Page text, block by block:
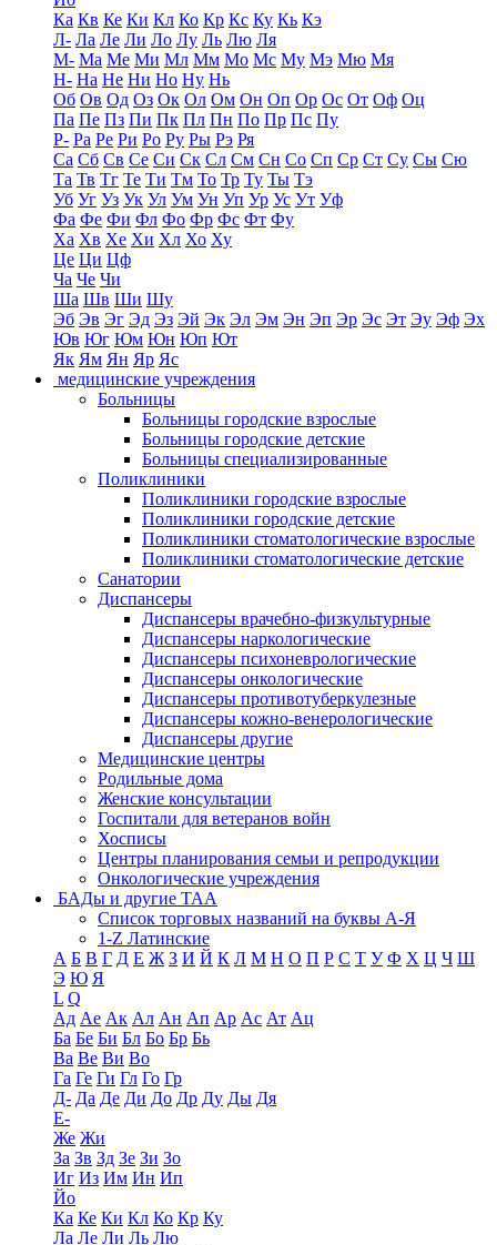
Ка Кв Ке Ки Кл Ко Кр Кс Ку Кь Кэ
Л- Ла Ле Ли Ло Лу Ль Лю Ля
М- Ма Ме Ми Мл Мм Мо Мс Му Мэ Мю Мя
Н- На Не Ни Но Ну Нь
Об Ов Од Оз Ок Ол Ом Он Оп Ор Ос От Оф Оц
Па Пе Пз Пи Пк Пл Пн По Пр Пс Пу
Р- Ра Ре Ри Ро Ру Ры Рэ Ря
Са Сб Св Се Си Ск Сл См Сн Со Сп Ср Ст Су Сы Сю
Та Тв Тг Те Ти Тм То Тр Ту Ты Тэ
Уб Уг Уз Ук Ул Ум Ун Уп Ур Ус Ут Уф
Фа Фе Фи Фл Фо Фр Фс Фт Фу
Ха Хв Хе Хи Хл Хо Ху
Це Ци Цф
Ча Че Чи
Ша Шв Ши Шу
Эб Эв Эг Эд Эз Эй Эк Эл Эм Эн Эп Эр Эс Эт Эу Эф Эх
Юв Юг Юм Юн Юп Ют
Як Ям Ян Яр Яс
медицинские учреждения
Больницы
Больницы городские взрослые
Больницы городские детские
Больницы специализированные
Поликлиники
Поликлиники городские взрослые
Поликлиники городские детские
Поликлиники стоматологические взрослые
Поликлиники стоматологические детские
Санатории
Диспансеры
Диспансеры врачебно-физкультурные
Диспансеры наркологические
Диспансеры психоневрологические
Диспансеры онкологические
Диспансеры противотуберкулезные
Диспансеры кожно-венерологические
Диспансеры другие
Медицинские центры
Родильные дома
Женские консультации
Госпитали для ветеранов войн
Хосписы
Центры планирования семьи и репродукции
Онкологические учреждения
БАДы и другие ТАА
Список торговых названий на буквы А-Я
1-Z Латинские
А Б В Г Д Е Ж З И Й К Л М Н О П Р С Т У Ф Х Ц Ч Ш
Э Ю Я
L Q
Ад Ае Ак Ал Ан Ап Ар Ас Ат Ац
Ба Бе Би Бл Бо Бр Бь
Ва Ве Ви Во
Га Ге Ги Гл Го Гр
Д- Да Де Ди До Др Ду Ды Дя
Е-
Же Жи
За Зв Зд Зе Зи Зо
Иг Из Им Ин Ип
Йо
Ка Ке Ки Кл Ко Кр Ку
Ла Ле Ли Ль Лю